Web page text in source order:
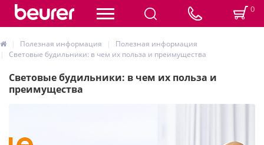
0
Полезная информация
Полезная информация
Световые будильники: в чем их польза и преимущества
Световые будильники: в чем их польза и
преимущества